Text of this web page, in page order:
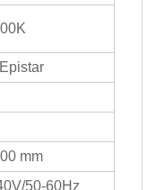
mm
50-60Hz